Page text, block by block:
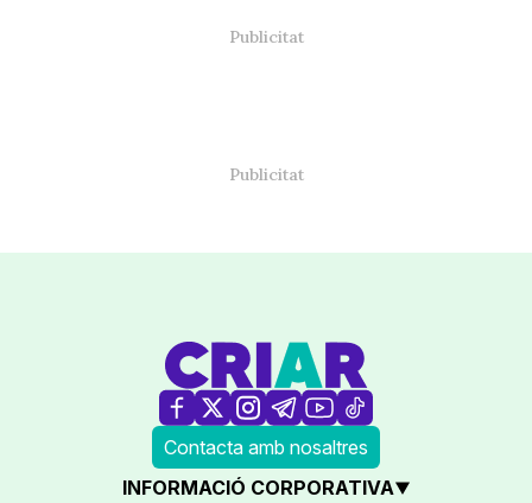
Contacta amb nosaltres
INFORMACIÓ CORPORATIVA